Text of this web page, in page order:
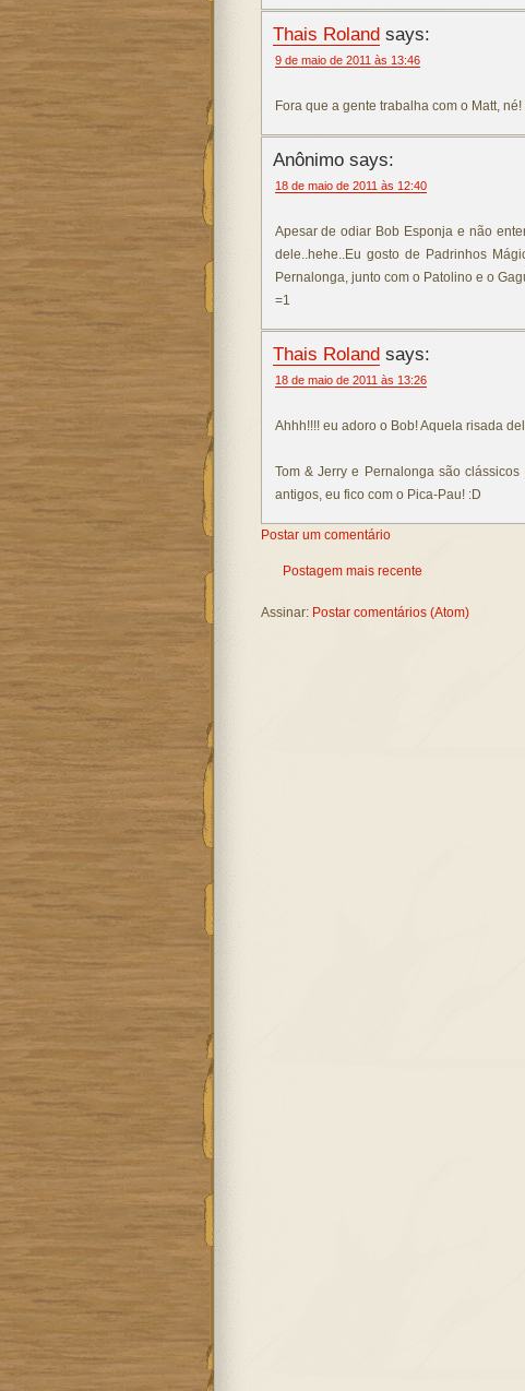
Thais Rolandsays:
9 de maio de 2011 às 13:46
Fora que a gente trabalha com o Matt, né!
Anônimo says:
18 de maio de 2011 às 12:40
Apesar de odiar Bob Esponja e não
dele..hehe..Eu gosto de Padrinhos
Pernalonga, junto com o Patolino e o
=1
Thais Rolandsays:
18 de maio de 2011 às 13:26
Ahhh!!!! eu adoro o Bob! Aquela risada
Tom & Jerry e Pernalonga são
antigos, eu fico com o Pica-Pau! :D
Postar um comentário
Postagem mais recente
Assinar: Postar comentários (Atom)